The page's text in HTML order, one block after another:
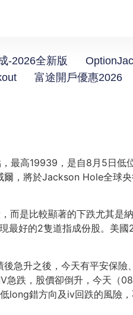
-2026全新版
富途開戶優惠2026
最高19939，是自8月5日低
，將於Jackson Hole全球
而是比較顯著的下跌尤其
最好的2隻道指成份股。美
急升之後，今天有平安保
跌，股價卻倒升，今天（
錯方向及iv回跌的風險